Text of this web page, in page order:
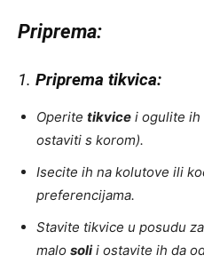
Priprema:
1. Priprema tikvica:
Operite tikvice i ogulite ih
ostaviti s korom).
Isecite ih na kolutove ili
preferencijama.
Stavite tikvice u posudu
malo solii ostavite ih da